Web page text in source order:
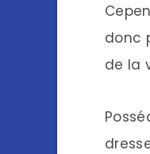
donc
de la